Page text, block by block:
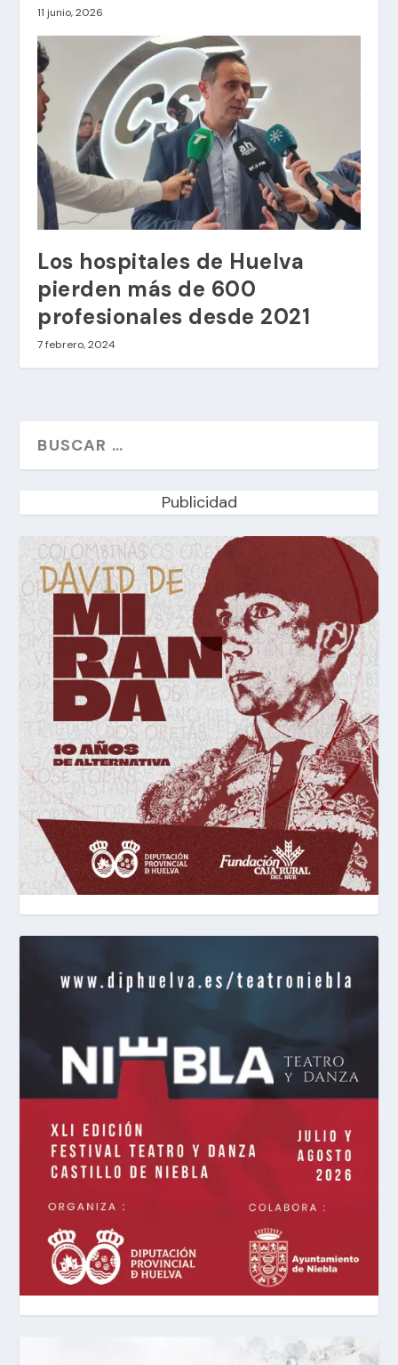
11 junio, 2026
Los hospitales de Huelva
pierden más de 600
profesionales desde 2021
7 febrero, 2024
Publicidad